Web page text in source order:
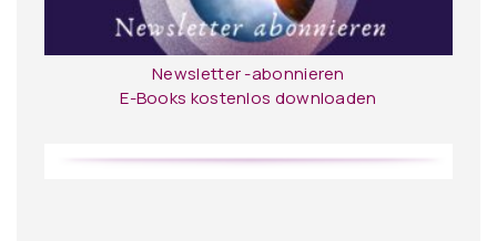
Newsletter -abonnieren
E-Books kostenlos downloaden